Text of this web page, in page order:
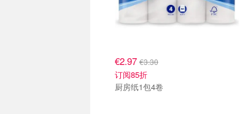
€2.97 €3.30
订阅85折
厨房纸1包4卷